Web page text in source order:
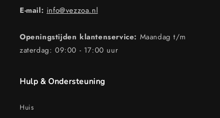
E-mail: info@vezzoa.nl
Openingstijden klantenservice: Maandag t/m
zaterdag: 09:00 - 17:00 uur
Hulp & Ondersteuning
Huis